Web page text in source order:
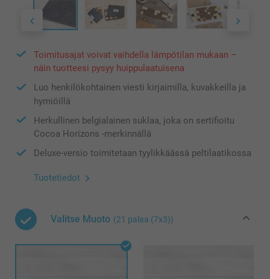
Toimitusajat voivat vaihdella lämpötilan mukaan –
näin tuotteesi pysyy huippulaatuisena
Luo henkilökohtainen viesti kirjaimilla, kuvakkeilla ja
hymiöillä
Herkullinen belgialainen suklaa, joka on sertifioitu
Cocoa Horizons -merkinnällä
Deluxe-versio toimitetaan tyylikkäässä peltilaatikossa
Tuotetiedot
Valitse Muoto (21 palaa (7x3))